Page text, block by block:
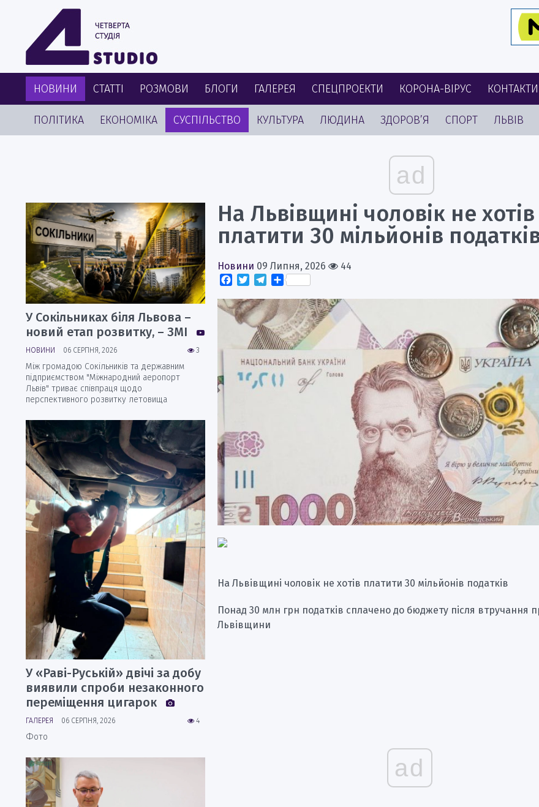
НОВИНИ СТАТТІ РОЗМОВИ БЛОГИ ГАЛЕРЕЯ СПЕЦПРОЕКТИ КОРОНА-ВІРУС КОНТАКТИ
ПОЛІТИКА ЕКОНОМІКА СУСПІЛЬСТВО КУЛЬТУРА ЛЮДИНА ЗДОРОВ’Я СПОРТ ЛЬВІВ
ad
На Львівщині чоловік не хотів
платити 30 мільйонів
Новини 09 Липня, 2026
44
Facebook
TwitterTelegram
Поділитися
На Львівщині чоловік не хотів платити 30 мільйонів податків
Понад 30 млн грн податків сплачено до бюджету після втручання
Львівщини
ad
У Сокільниках біля Львова –
новий етап розвитку, – ЗМІ
3
НОВИНИ 06 СЕРПНЯ, 2026
Між громадою Сокільників та державним
підприємством "Міжнародний аеропорт
Львів" триває співпраця щодо
перспективного розвитку летовища
У «Раві-Руській» двічі за добу
виявили спроби незаконного
переміщення цигарок
4
ГАЛЕРЕЯ 06 СЕРПНЯ, 2026
Фото